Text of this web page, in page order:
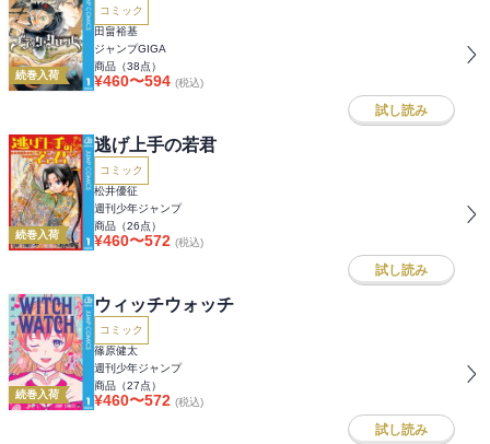
続巻入荷
コミック
田畠裕基
ジャンプGIGA
商品（38点）
¥460〜594 (税込)
試し読み
続巻入荷
逃げ上手の若君
コミック
松井優征
週刊少年ジャンプ
商品（26点）
¥460〜572 (税込)
試し読み
続巻入荷
ウィッチウォッチ
コミック
篠原健太
週刊少年ジャンプ
商品（27点）
¥460〜572 (税込)
試し読み